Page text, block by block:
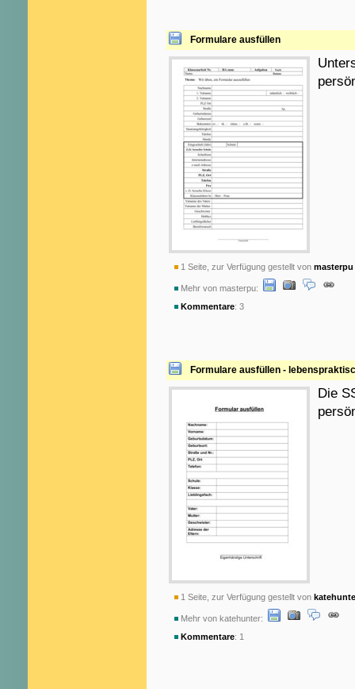
Formulare ausfüllen
1 Seite, zur Verfügung gestellt von masterpu
Mehr von masterpu:
Kommentare: 3
Formulare ausfüllen -
Die
1 Seite, zur Verfügung gestellt von
Mehr von katehunter:
Kommentare: 1